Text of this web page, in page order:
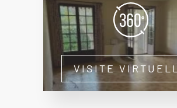
VISITE